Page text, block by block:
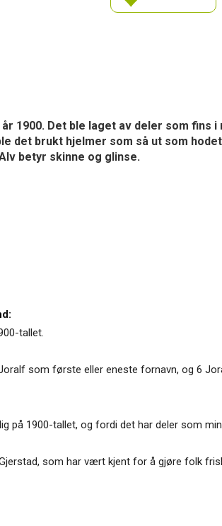
1900. Det ble laget av deler som fins
det brukt hjelmer som så ut som
betyr skinne og glinse.
tallet.
som første eller eneste fornavn, og 6
på 1900-tallet, og fordi det har deler som
som har vært kjent for å gjøre folk